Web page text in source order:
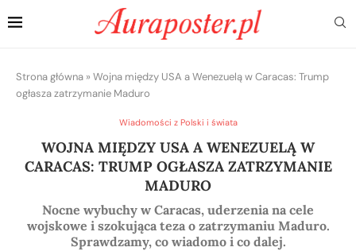
Strona główna » Wojna między USA a Wenezuelą w Caracas: Trump
ogłasza zatrzymanie Maduro
Wiadomości z Polski i świata
WOJNA MIĘDZY USA A WENEZUELĄ W
CARACAS: TRUMP OGŁASZA ZATRZYMANIE
MADURO
Nocne wybuchy w Caracas, uderzenia na cele
wojskowe i szokująca teza o zatrzymaniu Maduro.
Sprawdzamy, co wiadomo i co dalej.